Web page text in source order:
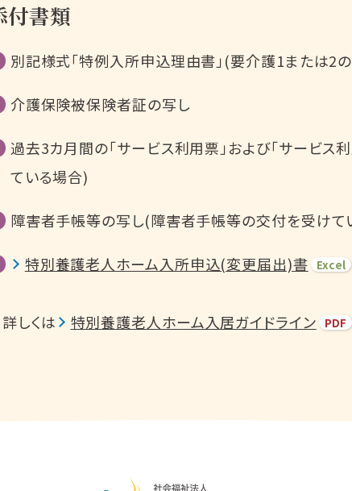
付書類
別記様式「特例入所申込理由書」(要介護1または2
介護保険被保険者証の写し
過去3カ月間の「サービス利用票」および「サービ
ている場合)
障害者手帳等の写し(障害者手帳等の交付を受けて
特別養護老人ホーム入所申込(変更届出)書
しくは 特別養護老人ホーム入居ガイドライン